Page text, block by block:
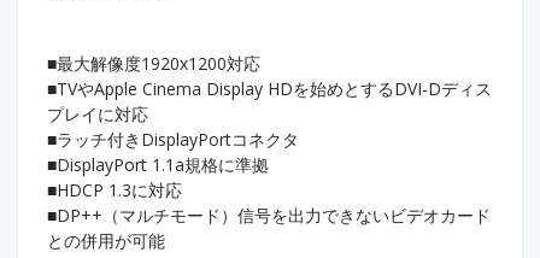
■最大解像度1920x1200対応
■TVやApple Cinema Display HDを始めとするDVI-Dディス
プレイに対応
■ラッチ付きDisplayPortコネクタ
■DisplayPort 1.1a規格に準拠
■HDCP 1.3に対応
■DP++（マルチモード）信号を出力できないビデオカード
との併用が可能